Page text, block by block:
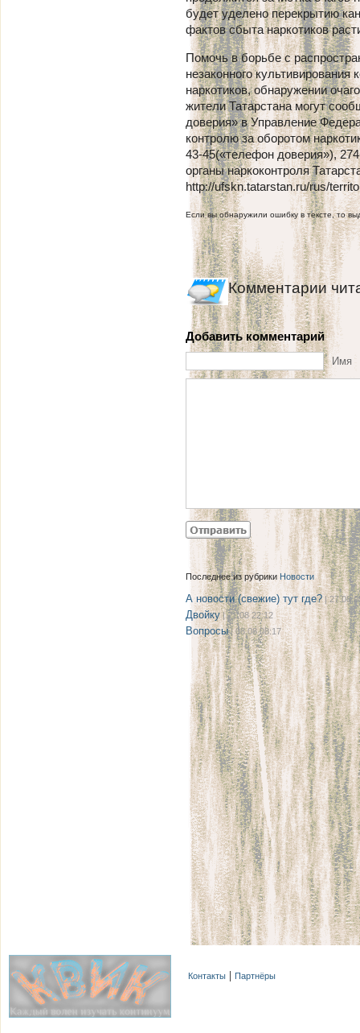
будет уделено перекрытию
фактов сбыта наркотиков
Помочь в борьбе с
незаконного
наркотиков, обнаружении
жители Татарстана могут
доверия» в Управление
контролю за оборотом
43-45(«телефон доверия»),
органы наркоконтроля
http://ufskn.tatarstan.ru/rus/
Если вы обнаружили ошибку в тексте, то
Комментарии
Добавить комментарий
Имя
Последнее из рубрики Новости
А новости (свежие) тут где? | 27.08
Двойку| 21.08 22:12
Вопросы| 08.08 08:17
Контакты Партнёры